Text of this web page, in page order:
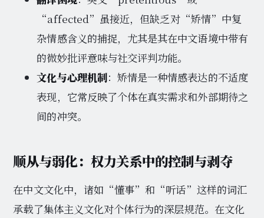
“affected”虽接近，但缺乏对“矫情”中复
杂情感含义的捕捉，尤其是其在中文语境中带有
的微妙批评意味与社交评判功能。
文化与心理机制：矫情是一种情感表达的不适度
表现，它常反映了个体在真实需求和外部期待之
间的冲突。
顺从与弱化：权力关系中的控制与剥夺
在中文文化中，诸如“懂事”和“听话”这样的词汇
承载了集体主义文化对个体行为的深层规范。在文化